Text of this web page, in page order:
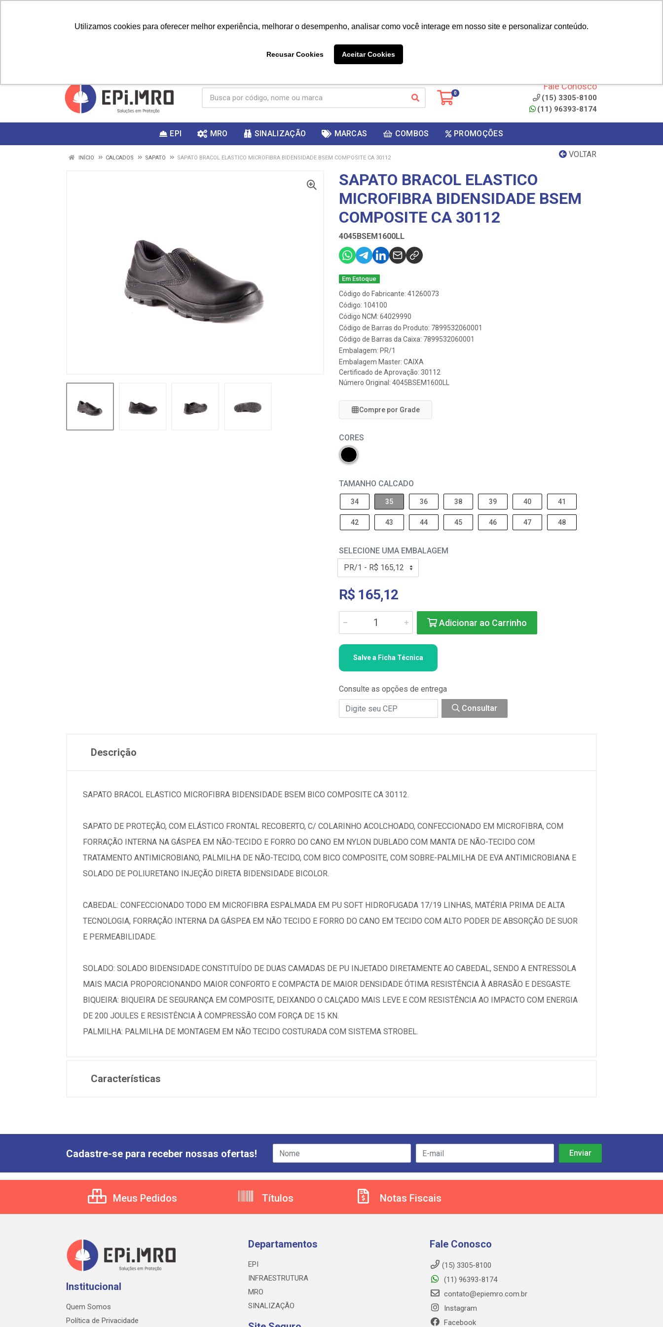
Utilizamos cookies para oferecer melhor experiência, melhorar o desempenho, analisar como você interage em nosso site e personalizar conteúdo.
Recusar Cookies Aceitar Cookies
ganhar
0
Fale Conosco
(15) 3305-8100
(11) 96393-8174
EPI MRO SINALIZAÇÃO MARCAS COMBOS PROMOÇÕES
VOLTAR
INÍCIO CALCADOS SAPATO SAPATO BRACOL ELASTICO MICROFIBRA BIDENSIDADE BSEM COMPOSITE CA 30112
SAPATO BRACOL ELASTICO
MICROFIBRA BIDENSIDADE BSEM
COMPOSITE CA 30112
4045BSEM1600LL
Em Estoque
Código do Fabricante: 41260073
Código: 104100
Código NCM: 64029990
Código de Barras do Produto: 7899532060001
Código de Barras da Caixa: 7899532060001
Embalagem: PR/1
Embalagem Master: CAIXA
Certificado de Aprovação: 30112
Número Original: 4045BSEM1600LL
Compre por Grade
CORES
TAMANHO CALCADO
34 35 36 38 39 40 41
42 43 44 45 46 47 48
SELECIONE UMA EMBALAGEM
R$ 165,12
Adicionar ao Carrinho
Salve a Ficha Técnica
Consulte as opções de entrega
Consultar
Descrição
SAPATO BRACOL ELASTICO MICROFIBRA BIDENSIDADE BSEM BICO COMPOSITE CA 30112.
SAPATO DE PROTEÇÃO, COM ELÁSTICO FRONTAL RECOBERTO, C/ COLARINHO ACOLCHOADO, CONFECCIONADO EM MICROFIBRA, COM
FORRAÇÃO INTERNA NA GÁSPEA EM NÃO-TECIDO E FORRO DO CANO EM NYLON DUBLADO COM MANTA DE NÃO-TECIDO COM
TRATAMENTO ANTIMICROBIANO, PALMILHA DE NÃO-TECIDO, COM BICO COMPOSITE, COM SOBRE-PALMILHA DE EVA ANTIMICROBIANA E
SOLADO DE POLIURETANO INJEÇÃO DIRETA BIDENSIDADE BICOLOR.
CABEDAL: CONFECCIONADO TODO EM MICROFIBRA ESPALMADA EM PU SOFT HIDROFUGADA 17/19 LINHAS, MATÉRIA PRIMA DE ALTA
TECNOLOGIA, FORRAÇÃO INTERNA DA GÁSPEA EM NÃO TECIDO E FORRO DO CANO EM TECIDO COM ALTO PODER DE ABSORÇÃO DE SUOR
E PERMEABILIDADE.
SOLADO: SOLADO BIDENSIDADE CONSTITUÍDO DE DUAS CAMADAS DE PU INJETADO DIRETAMENTE AO CABEDAL, SENDO A ENTRESSOLA
MAIS MACIA PROPORCIONANDO MAIOR CONFORTO E COMPACTA DE MAIOR DENSIDADE ÓTIMA RESISTÊNCIA À ABRASÃO E DESGASTE.
BIQUEIRA: BIQUEIRA DE SEGURANÇA EM COMPOSITE, DEIXANDO O CALÇADO MAIS LEVE E COM RESISTÊNCIA AO IMPACTO COM ENERGIA
DE 200 JOULES E RESISTÊNCIA À COMPRESSÃO COM FORÇA DE 15 KN.
PALMILHA: PALMILHA DE MONTAGEM EM NÃO TECIDO COSTURADA COM SISTEMA STROBEL.
Características
Cadastre-se para receber nossas ofertas!
Meus Pedidos Títulos Notas Fiscais
Institucional
Quem Somos
Política de Privacidade
Departamentos
EPI
INFRAESTRUTURA
MRO
SINALIZAÇÃO
Fale Conosco
(15) 3305-8100
(11) 96393-8174
contato@epiemro.com.br
Instagram
Facebook